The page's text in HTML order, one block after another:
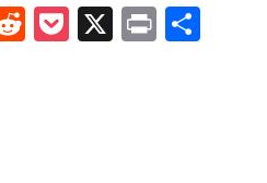
Reddit
Pocket
X Print